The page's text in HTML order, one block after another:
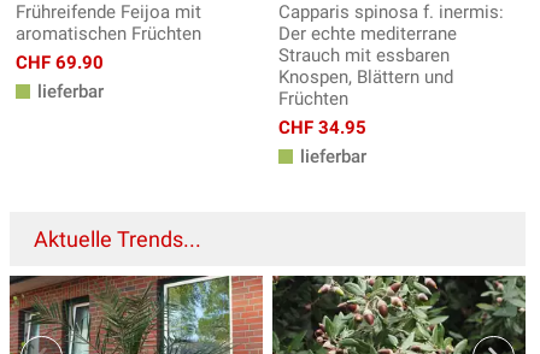
Frühreifende Feijoa mit
aromatischen Früchten
CHF 69.90
lieferbar
Capparis spinosa f. inermis:
Der echte mediterrane
Strauch mit essbaren
Knospen, Blättern und
Früchten
CHF 34.95
lieferbar
Aktuelle Trends...